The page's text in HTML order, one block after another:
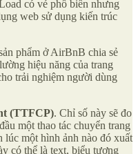
có vẻ phổ biến nhưng
web sử dụng kiến trúc
phẩm ở AirBnB chia sẻ
hiệu năng của trang
trải nghiệm người dùng
(TTFCP). Chỉ số này sẽ đo
một thao tác chuyển trang
lúc một hình ảnh nào đó xuất
có thể là text, biểu tượng